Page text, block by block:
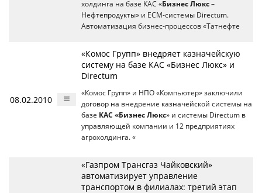
холдинга на базе КАС «Бизнес Люкс –
Нефтепродукты» и ECM-системы Directum.
Автоматизация бизнес-процессов «Татнефте
08.02.2010
«Комос Групп» внедряет казначейскую
систему на базе КАС «Бизнес Люкс» и
Directum
«Комос Групп» и НПО «Компьютер» заключили
договор на внедрение казначейской системы на
базе КАС «Бизнес Люкс» и системы Directum в
управляющей компании и 12 предприятиях
агрохолдинга. «
«Газпром Трансгаз Чайковский»
автоматизирует управление
транспортом в филиалах: третий этап